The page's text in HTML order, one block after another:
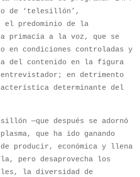
de ‘telesillón’,
el predominio de la
primacía a la voz, que se
en condiciones controladas y
del contenido en la figura
en detrimento
determinante del
—que después se adornó
que ha ido ganando
producir, económica y llena
pero desaprovecha los
la diversidad de